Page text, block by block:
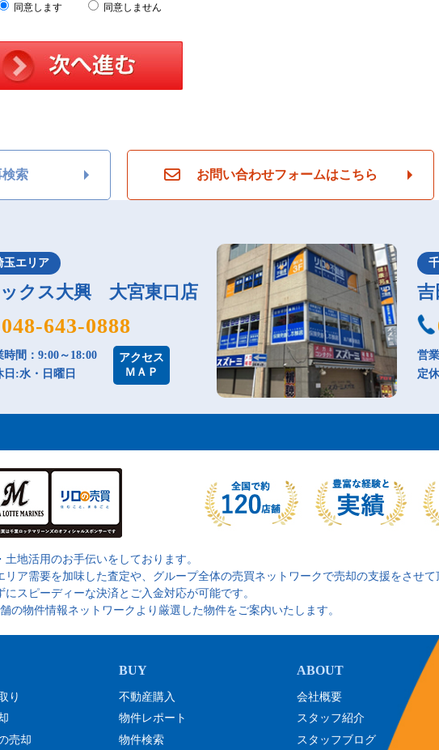
同意します
同意しません
索 お問い合わせフォームはこちら
玉エリア
クス大興 大宮東口店
048-643-0888
時間：9:00～18:00
日:水・日曜日
アクセス
ＭＡＰ
営
定
地活用のお手伝いをしております。
ア需要を加味した査定や、グループ全体の売買ネットワークで売却の支援をさせて
スピーディーな決済とご入金対応が可能です。
の物件情報ネットワークより厳選した物件をご案内いたします。
り
売却
不動産購入
物件レポート
物件検索
会社概要
スタッフ紹介
スタッフブログ